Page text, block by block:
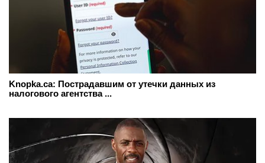
Knopka.ca: Пострадавшим от утечки данных из
налогового агентства ...